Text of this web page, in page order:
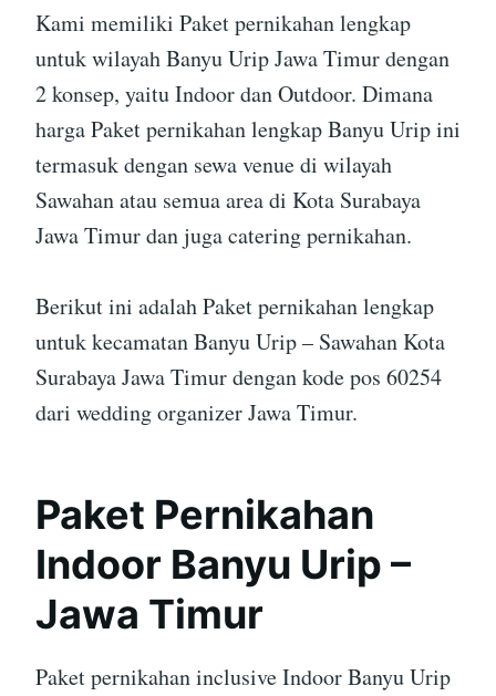
Kami memiliki Paket pernikahan lengkap
untuk wilayah Banyu Urip Jawa Timur dengan
2 konsep, yaitu Indoor dan Outdoor. Dimana
harga Paket pernikahan lengkap Banyu Urip ini
termasuk dengan sewa venue di wilayah
Sawahan atau semua area di Kota Surabaya
Jawa Timur dan juga catering pernikahan.
Berikut ini adalah Paket pernikahan lengkap
untuk kecamatan Banyu Urip – Sawahan Kota
Surabaya Jawa Timur dengan kode pos 60254
dari wedding organizer Jawa Timur.
Paket Pernikahan
Indoor Banyu Urip –
Jawa Timur
Paket pernikahan inclusive Indoor Banyu Urip